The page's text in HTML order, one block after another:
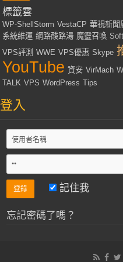
標籤雲
WP-ShellStorm VestaCP 華視新聞
系統維運 網路酸路湯 魔靈召喚
VPS評測 WWE VPS優惠 Skype
YouTube 資安 VirMach
TALK VPS WordPress Tips
登入
記住我
忘記密碼了嗎？